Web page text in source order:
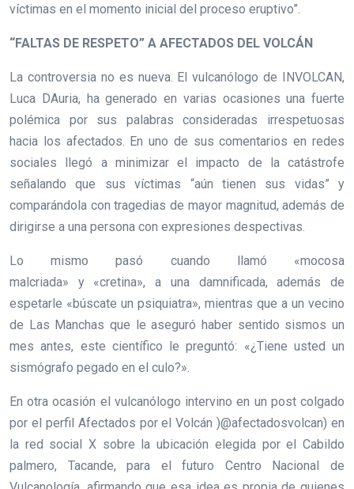
víctimas en el momento inicial del proceso eruptivo”.
“FALTAS DE RESPETO” A AFECTADOS DEL VOLCÁN
La controversia no es nueva. El vulcanólogo de INVOLCAN,
Luca DAuria, ha generado en varias ocasiones una fuerte
polémica por sus palabras consideradas irrespetuosas
hacia los afectados. En uno de sus comentarios en redes
sociales llegó a minimizar el impacto de la catástrofe
señalando que sus víctimas “aún tienen sus vidas” y
comparándola con tragedias de mayor magnitud, además de
dirigirse a una persona con expresiones despectivas.
Lo mismo pasó cuando llamó «mocosa
malcriada» y «cretina», a una damnificada, además de
espetarle «búscate un psiquiatra», mientras que a un vecino
de Las Manchas que le aseguró haber sentido sismos un
mes antes, este científico le preguntó: «¿Tiene usted un
sismógrafo pegado en el culo?».
En otra ocasión el vulcanólogo intervino en un post colgado
por el perfil Afectados por el Volcán )@afectadosvolcan) en
la red social X sobre la ubicación elegida por el Cabildo
palmero, Tacande, para el futuro Centro Nacional de